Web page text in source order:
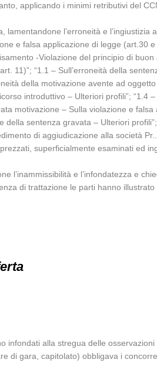
applicando i minimi retributivi del
l’erroneità e l’ingiustizia
e falsa applicazione di legge (art.30
-Violazione del principio di
11)”; “1.1 – Sull’erroneità della
della motivazione avente ad
introduttivo – Ulteriori profili”; “1.4
motivazione – Sulla violazione e
sentenza gravata – Ulteriori
di aggiudicazione alla società
superficialmente esaminati ed
l’inammissibilità e l’infondatezza e
di trattazione le parti hanno
alla stregua delle osservazioni
gara, capitolato) obbligava i